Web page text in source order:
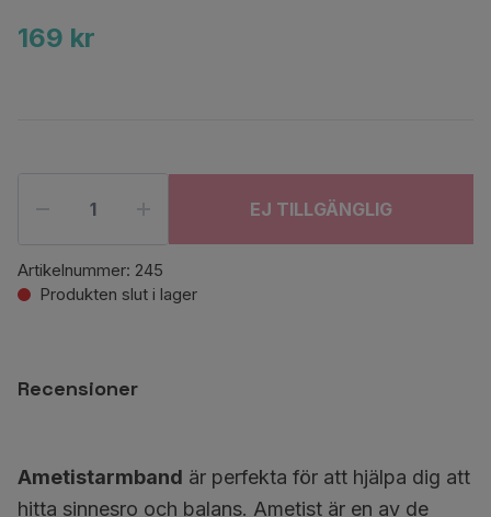
169 kr
EJ TILLGÄNGLIG
Artikelnummer: 245
Produkten slut i lager
Recensioner
Ametistarmband är perfekta för att hjälpa dig att
hitta sinnesro och balans. Ametist är en av de